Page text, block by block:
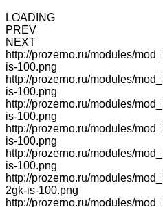
LOADING
PREV
NEXT
http://prozerno.ru/modules/
is-100.png
http://prozerno.ru/modules/
is-100.png
http://prozerno.ru/modules/
is-100.png
http://prozerno.ru/modules/
is-100.png
http://prozerno.ru/modules/
is-100.png
http://prozerno.ru/modules/
2gk-is-100.png
http://prozerno.ru/modules/